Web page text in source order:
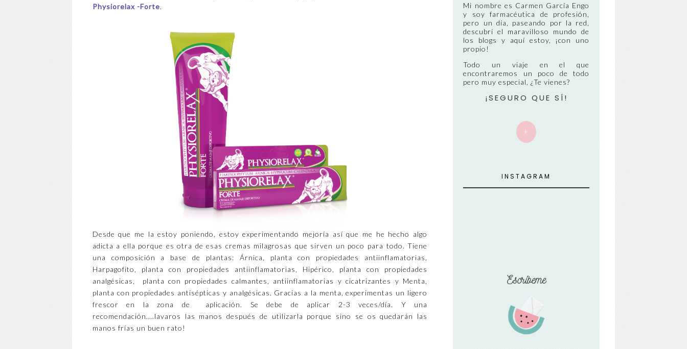
Physiorelax -Forte.
Desde que me la estoy poniendo, estoy experimentando mejoría así que me he hecho algo
adicta a ella porque es otra de esas cremas milagrosas que sirven un poco para todo. Tiene
una composición a base de plantas: Árnica, planta con propiedades antiinflamatorias,
Harpagofito, planta con propiedades antiinflamatorias, Hipérico, planta con propiedades
analgésicas, planta con propiedades calmantes, antiinflamatorias y cicatrizantes y Menta,
planta con propiedades antisépticas y analgésicas. Gracias a la menta, experimentas un ligero
frescor en la zona de aplicación. Se debe de aplicar 2-3 veces/día. Y una
recomendación....lavaros las manos después de utilizarla porque sino se os quedarán las
manos frías un buen rato!
Mi nombre es Carmen García Engo
y soy farmacéutica de profesión,
pero un día, paseando por la red,
descubrí el maravilloso mundo de
los blogs y aquí estoy, ¡con uno
propio!
Todo un viaje en el que
encontraremos un poco de todo
pero muy especial, ¿Te vienes?
¡SEGURO QUE SÍ!
+
INSTAGRAM